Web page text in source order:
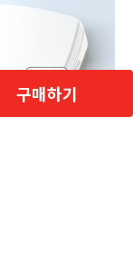
구매하기